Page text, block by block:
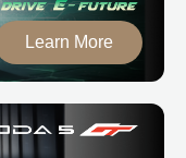
Learn More